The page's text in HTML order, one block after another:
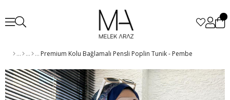
Premium Kolu Bağlamalı Pensli Poplin Tunik - Pembe